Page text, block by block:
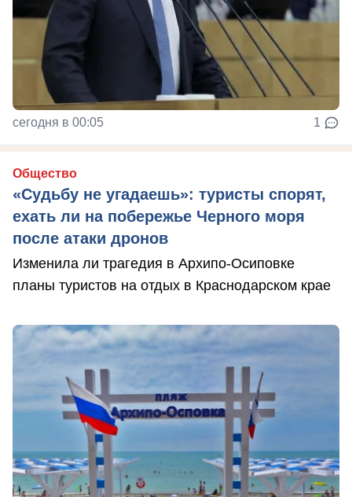
сегодня в 00:05 1
Общество
«Судьбу не угадаешь»: туристы спорят,
ехать ли на побережье Черного моря
после атаки дронов
Изменила ли трагедия в Архипо-Осиповке
планы туристов на отдых в Краснодарском крае